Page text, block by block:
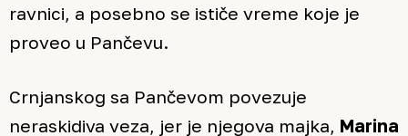
ravnici, a posebno se ističe vreme koje je
proveo u Pančevu.
Crnjanskog sa Pančevom povezuje
neraskidiva veza, jer je njegova majka, Marina